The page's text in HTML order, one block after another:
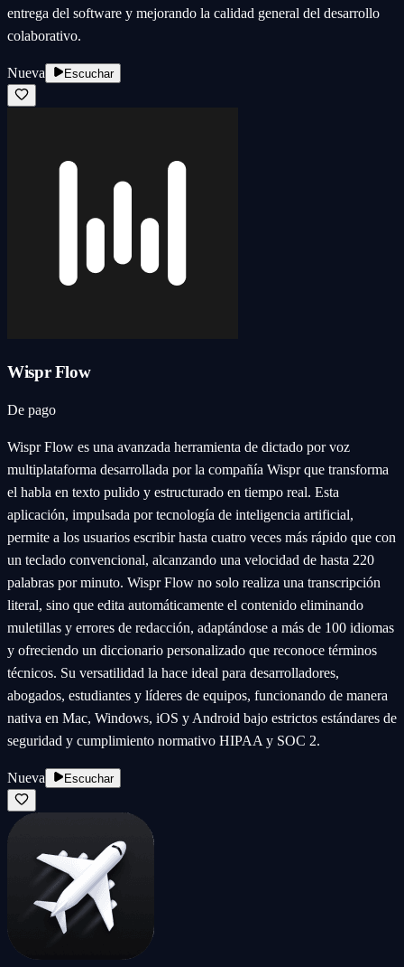
entrega del software y mejorando la calidad general del desarrollo
colaborativo.
Nueva Escuchar
Wispr Flow
De pago
Wispr Flow es una avanzada herramienta de dictado por voz
multiplataforma desarrollada por la compañía Wispr que transforma
el habla en texto pulido y estructurado en tiempo real. Esta
aplicación, impulsada por tecnología de inteligencia artificial,
permite a los usuarios escribir hasta cuatro veces más rápido que con
un teclado convencional, alcanzando una velocidad de hasta 220
palabras por minuto. Wispr Flow no solo realiza una transcripción
literal, sino que edita automáticamente el contenido eliminando
muletillas y errores de redacción, adaptándose a más de 100 idiomas
y ofreciendo un diccionario personalizado que reconoce términos
técnicos. Su versatilidad la hace ideal para desarrolladores,
abogados, estudiantes y líderes de equipos, funcionando de manera
nativa en Mac, Windows, iOS y Android bajo estrictos estándares de
seguridad y cumplimiento normativo HIPAA y SOC 2.
Nueva Escuchar